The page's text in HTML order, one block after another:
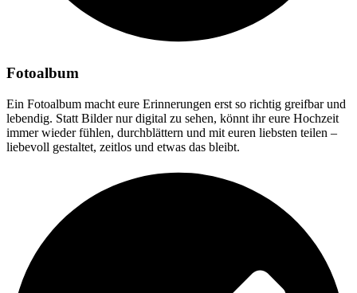
Fotoalbum
Ein Fotoalbum macht eure Erinnerungen erst so richtig greifbar und
lebendig. Statt Bilder nur digital zu sehen, könnt ihr eure Hochzeit
immer wieder fühlen, durchblättern und mit euren liebsten teilen –
liebevoll gestaltet, zeitlos und etwas das bleibt.